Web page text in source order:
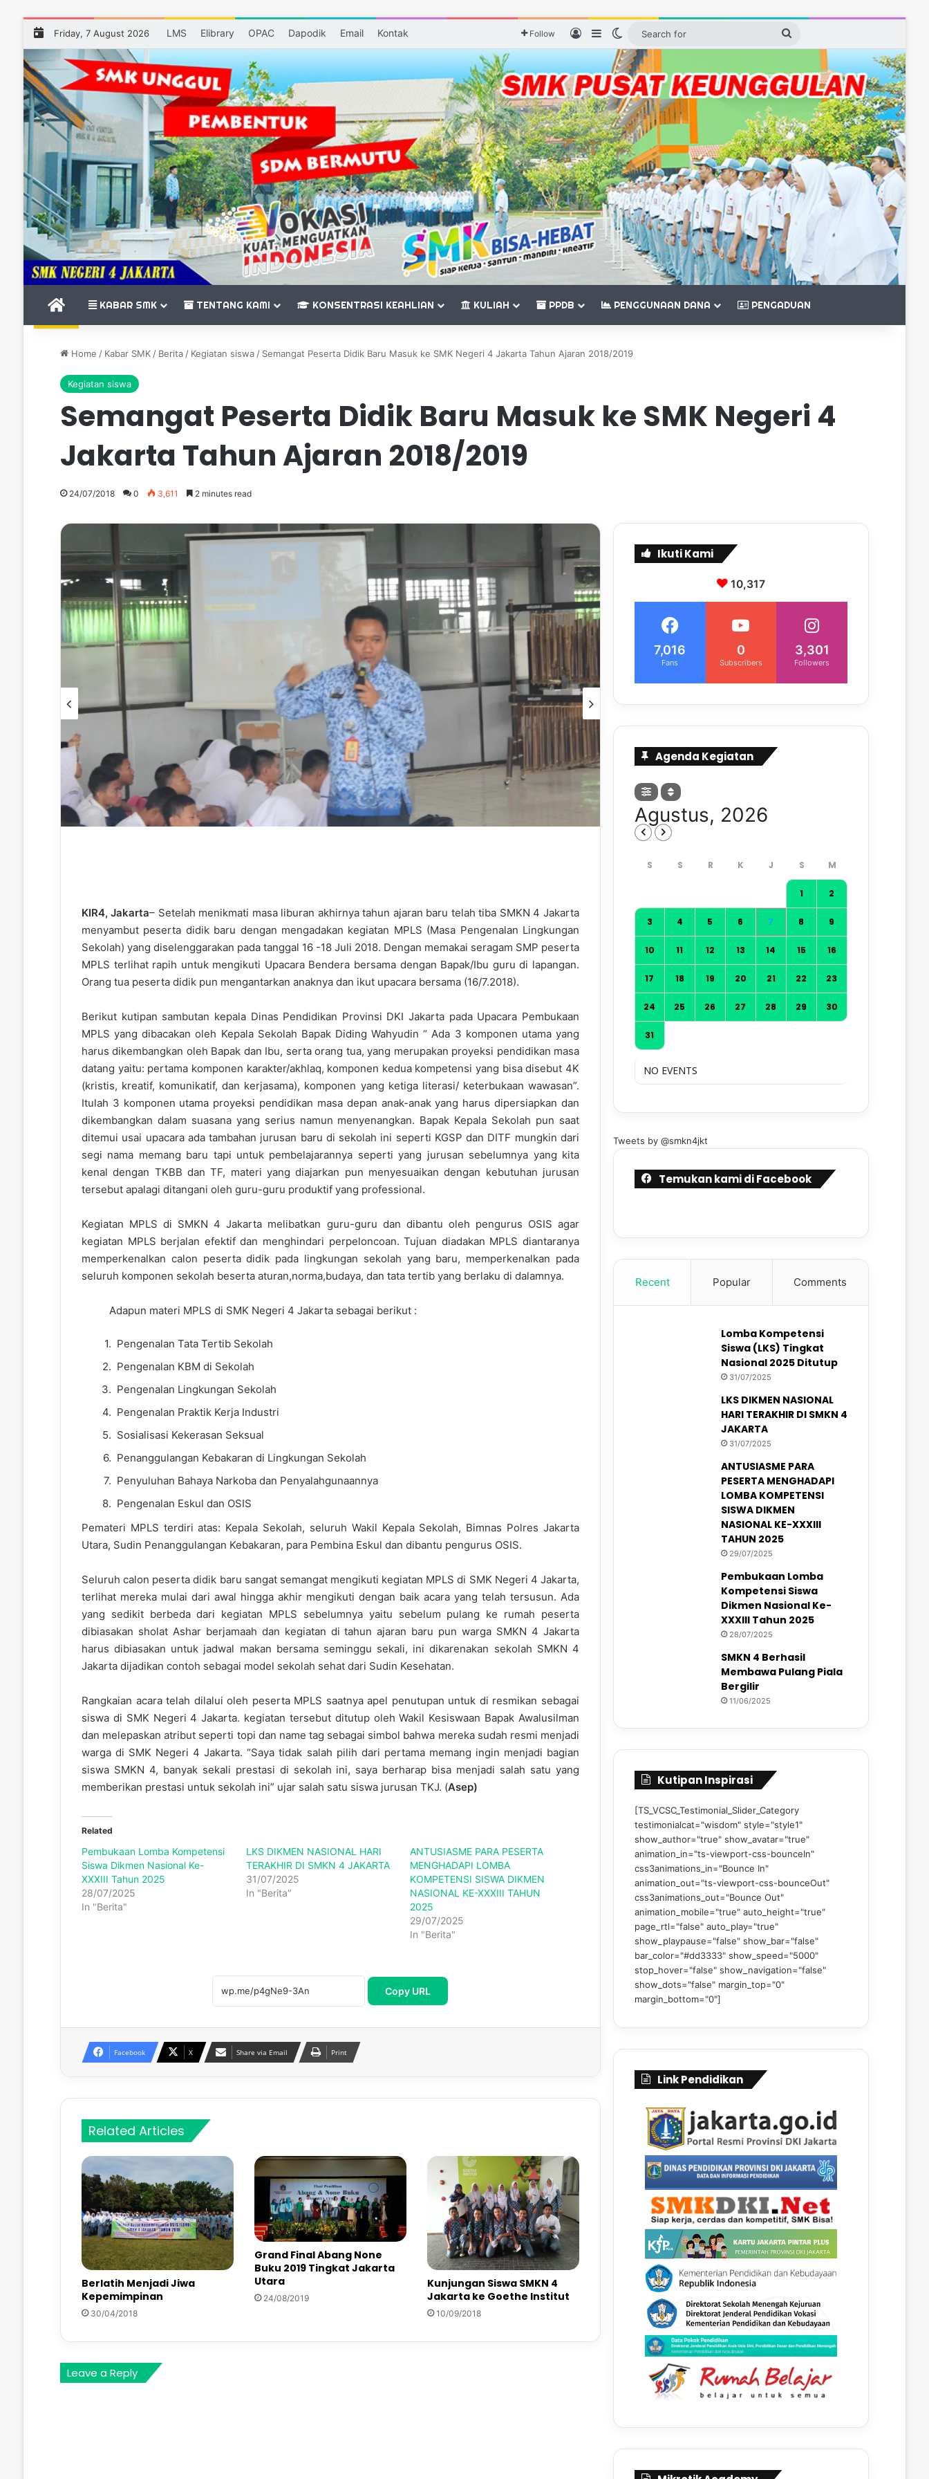
Friday, 7 August 2026 LMS Elibrary OPAC Dapodik Email Kontak Follow Log InSidebarSwitch skin
Search
BERANDAKABAR SMK TENTANG KAMI KONSENTRASI KEAHLIAN KULIAH PPDB PENGGUNAAN DANA PENGADUAN
Home / Kabar SMK / Berita / Kegiatan siswa / Semangat Peserta Didik Baru Masuk ke SMK Negeri 4 Jakarta Tahun Ajaran 2018/2019
Kegiatan siswa
Semangat Peserta Didik Baru Masuk ke SMK Negeri 4
Jakarta Tahun Ajaran 2018/2019
24/07/2018 0 3,611 2 minutes read
KIR4,Jakarta– Setelah menikmati masa liburan akhirnya tahun ajaran baru telah tiba SMKN 4 Jakarta
menyambut peserta didik baru dengan mengadakan kegiatan MPLS (Masa Pengenalan Lingkungan
Sekolah) yang diselenggarakan pada tanggal 16 -18 Juli 2018. Dengan memakai seragam SMP peserta
MPLS terlihat rapih untuk mengikuti Upacara Bendera bersama dengan Bapak/Ibu guru di lapangan.
Orang tua peserta didik pun mengantarkan anaknya dan ikut upacara bersama (16/7.2018).
Berikut kutipan sambutan kepala Dinas Pendidikan Provinsi DKI Jakarta pada Upacara Pembukaan
MPLS yang dibacakan oleh Kepala Sekolah Bapak Diding Wahyudin “ Ada 3 komponen utama yang
harus dikembangkan oleh Bapak dan Ibu, serta orang tua, yang merupakan proyeksi pendidikan masa
datang yaitu: pertama komponen karakter/akhlaq, komponen kedua kompetensi yang bisa disebut 4K
(kristis, kreatif, komunikatif, dan kerjasama), komponen yang ketiga literasi/ keterbukaan wawasan”.
Itulah 3 komponen utama proyeksi pendidikan masa depan anak-anak yang harus dipersiapkan dan
dikembangkan dalam suasana yang serius namun menyenangkan. Bapak Kepala Sekolah pun saat
ditemui usai upacara ada tambahan jurusan baru di sekolah ini seperti KGSP dan DITF mungkin dari
segi nama memang baru tapi untuk pembelajarannya seperti yang jurusan sebelumnya yang kita
kenal dengan TKBB dan TF, materi yang diajarkan pun menyesuaikan dengan kebutuhan jurusan
tersebut apalagi ditangani oleh guru-guru produktif yang professional.
Kegiatan MPLS di SMKN 4 Jakarta melibatkan guru-guru dan dibantu oleh pengurus OSIS agar
kegiatan MPLS berjalan efektif dan menghindari perpeloncoan. Tujuan diadakan MPLS diantaranya
memperkenalkan calon peserta didik pada lingkungan sekolah yang baru, memperkenalkan pada
seluruh komponen sekolah beserta aturan,norma,budaya, dan tata tertib yang berlaku di dalamnya.
Adapun materi MPLS di SMK Negeri 4 Jakarta sebagai berikut :
Pengenalan Tata Tertib Sekolah
Pengenalan KBM di Sekolah
Pengenalan Lingkungan Sekolah
Pengenalan Praktik Kerja Industri
Sosialisasi Kekerasan Seksual
Penanggulangan Kebakaran di Lingkungan Sekolah
Penyuluhan Bahaya Narkoba dan Penyalahgunaannya
Pengenalan Eskul dan OSIS
Pemateri MPLS terdiri atas: Kepala Sekolah, seluruh Wakil Kepala Sekolah, Bimnas Polres Jakarta
Utara, Sudin Penanggulangan Kebakaran, para Pembina Eskul dan dibantu pengurus OSIS.
Seluruh calon peserta didik baru sangat semangat mengikuti kegiatan MPLS di SMK Negeri 4 Jakarta,
terlihat mereka mulai dari awal hingga akhir mengikuti dengan baik acara yang telah tersusun. Ada
yang sedikit berbeda dari kegiatan MPLS sebelumnya yaitu sebelum pulang ke rumah peserta
dibiasakan sholat Ashar berjamaah dan kegiatan di tahun ajaran baru pun warga SMKN 4 Jakarta
harus dibiasakan untuk jadwal makan bersama seminggu sekali, ini dikarenakan sekolah SMKN 4
Jakarta dijadikan contoh sebagai model sekolah sehat dari Sudin Kesehatan.
Rangkaian acara telah dilalui oleh peserta MPLS saatnya apel penutupan untuk di resmikan sebagai
siswa di SMK Negeri 4 Jakarta. kegiatan tersebut ditutup oleh Wakil Kesiswaan Bapak Awalusilman
dan melepaskan atribut seperti topi dan name tag sebagai simbol bahwa mereka sudah resmi menjadi
warga di SMK Negeri 4 Jakarta. “Saya tidak salah pilih dari pertama memang ingin menjadi bagian
siswa SMKN 4, banyak sekali prestasi di sekolah ini, saya berharap bisa menjadi salah satu yang
memberikan prestasi untuk sekolah ini” ujar salah satu siswa jurusan TKJ. (Asep)
Related
Pembukaan Lomba Kompetensi
Siswa Dikmen Nasional Ke-
XXXIII Tahun 2025
28/07/2025
In "Berita"
LKS DIKMEN NASIONAL HARI
TERAKHIR DI SMKN 4 JAKARTA
31/07/2025
In "Berita"
ANTUSIASME PARA PESERTA
MENGHADAPI LOMBA
KOMPETENSI SISWA DIKMEN
NASIONAL KE-XXXIII TAHUN
2025
29/07/2025
In "Berita"
Copy URL
Facebook X Share via Email Print
Related Articles
Berlatih Menjadi Jiwa
Kepemimpinan
30/04/2018
Grand Final Abang None
Buku 2019 Tingkat Jakarta
Utara
24/08/2019
Kunjungan Siswa SMKN 4
Jakarta ke Goethe Institut
10/09/2018
Leave a Reply
Ikuti Kami
10,317
7,016
Fans
0
Subscribers
3,301
Followers
Agenda Kegiatan
Agustus, 2026
1 2
3 4 5 6 7 8 9
10 11 12 13 14 15 16
17 18 19 20 21 22 23
24 25 26 27 28 29 30
31
NO EVENTS
Tweets by @smkn4jkt
Temukan kami di Facebook
Recent Popular Comments
Lomba Kompetensi
Siswa (LKS) Tingkat
Nasional 2025 Ditutup
31/07/2025
LKS DIKMEN NASIONAL
HARI TERAKHIR DI SMKN 4
JAKARTA
31/07/2025
ANTUSIASME PARA
PESERTA MENGHADAPI
LOMBA KOMPETENSI
SISWA DIKMEN
NASIONAL KE-XXXIII
TAHUN 2025
29/07/2025
Pembukaan Lomba
Kompetensi Siswa
Dikmen Nasional Ke-
XXXIII Tahun 2025
28/07/2025
SMKN 4 Berhasil
Membawa Pulang Piala
Bergilir
11/06/2025
Kutipan Inspirasi
[TS_VCSC_Testimonial_Slider_Category
testimonialcat="wisdom" style="style1"
show_author="true" show_avatar="true"
animation_in="ts-viewport-css-bounceIn"
css3animations_in="Bounce In"
animation_out="ts-viewport-css-bounceOut"
css3animations_out="Bounce Out"
animation_mobile="true" auto_height="true"
page_rtl="false" auto_play="true"
show_playpause="false" show_bar="false"
bar_color="#dd3333" show_speed="5000"
stop_hover="false" show_navigation="false"
show_dots="false" margin_top="0"
margin_bottom="0"]
Link Pendidikan